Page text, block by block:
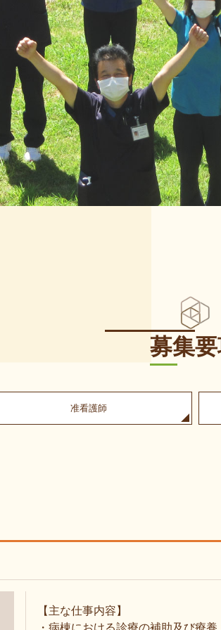
募集
准看護師
【主な仕事内容】
・病棟における診療の補助及び療